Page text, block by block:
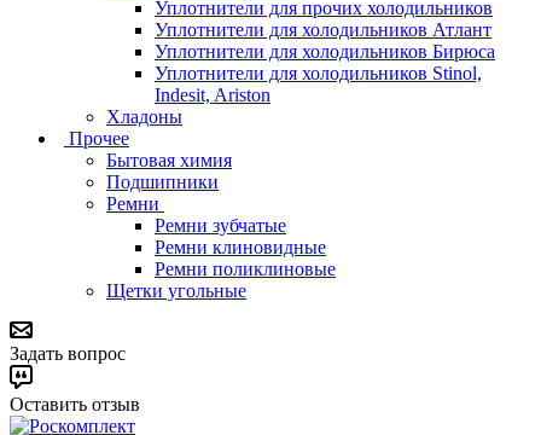
Уплотнители для прочих холодильников
Уплотнители для холодильников Атлант
Уплотнители для холодильников Бирюса
Уплотнители для холодильников Stinol,
Indesit, Ariston
Хладоны
Прочее
Бытовая химия
Подшипники
Ремни
Ремни зубчатые
Ремни клиновидные
Ремни поликлиновые
Щетки угольные
Задать вопрос
Оставить отзыв